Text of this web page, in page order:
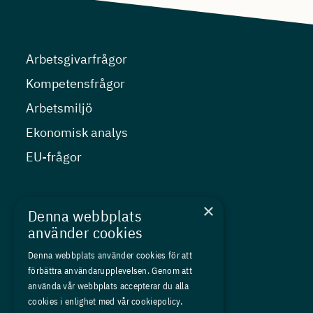
Arbetsgivarfrågor
Kompetensfrågor
Arbetsmiljö
Ekonomisk analys
EU-frågor
Kurser
Medlemskap
Om oss
Press
×
Denna webbplats
använder cookies
Denna webbplats använder cookies för att
förbättra användarupplevelsen. Genom att
använda vår webbplats accepterar du alla
cookies i enlighet med vår cookiepolicy.